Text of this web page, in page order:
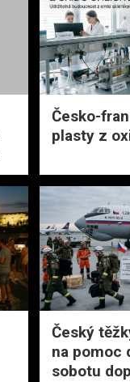
Česko-
plasty z
Český
na pomoc
sobotu